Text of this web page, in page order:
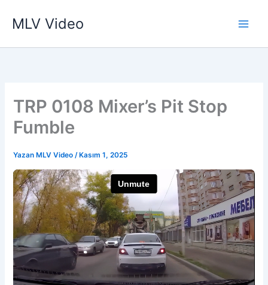
atlaMLV Video
TRP 0108 Mixer’s Pit Stop
Fumble
Yazan MLV Video/ Kasım 1, 2025